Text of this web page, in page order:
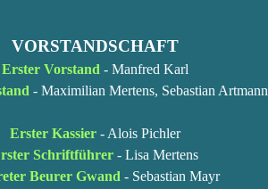
VORSTANDSCHAFT
Erster Vorstand - Manfred Karl
- Maximilian Mertens, Sebastian Artmann
Erster Kassier - Alois Pichler
Schriftführer - Lisa Mertens
Beurer Gwand - Sebastian Mayr